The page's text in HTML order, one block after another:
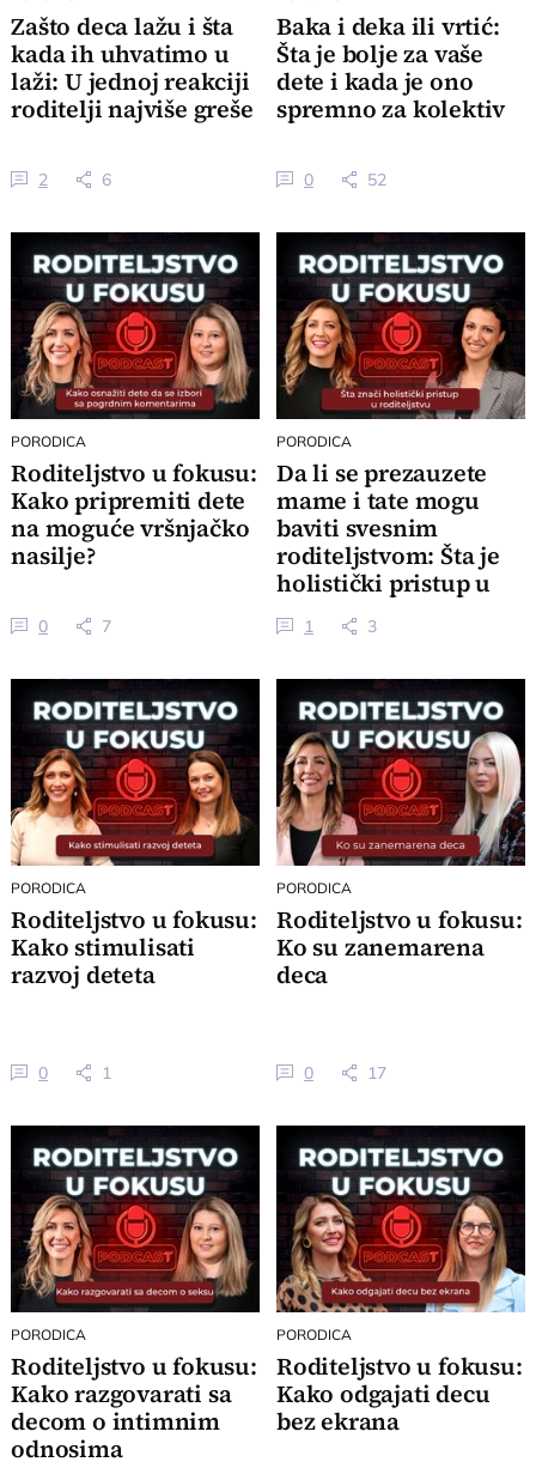
Zašto deca lažu i šta
kada ih uhvatimo u
laži: U jednoj reakciji
roditelji najviše greše
2 6
Baka i deka ili vrtić:
Šta je bolje za vaše
dete i kada je ono
spremno za kolektiv
0 52
PORODICA
Roditeljstvo u fokusu:
Kako pripremiti dete
na moguće vršnjačko
nasilje?
0 7
PORODICA
Da li se prezauzete
mame i tate mogu
baviti svesnim
roditeljstvom: Šta je
holistički pristup u
odgajanju dece
1 3
PORODICA
Roditeljstvo u fokusu:
Kako stimulisati
razvoj deteta
0 1
PORODICA
Roditeljstvo u fokusu:
Ko su zanemarena
deca
0 17
PORODICA
Roditeljstvo u fokusu:
Kako razgovarati sa
decom o intimnim
odnosima
PORODICA
Roditeljstvo u fokusu:
Kako odgajati decu
bez ekrana